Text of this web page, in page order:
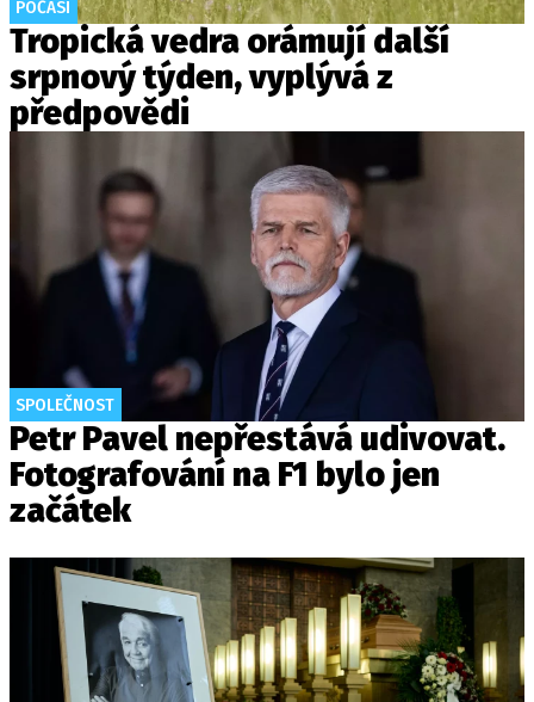
POČASÍ
Tropická vedra orámují další
srpnový týden, vyplývá z
předpovědi
SPOLEČNOST
Petr Pavel nepřestává udivovat.
Fotografování na F1 bylo jen
začátek